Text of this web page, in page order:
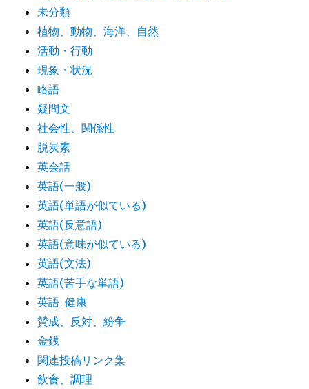
未分類
植物、動物、海洋、自然
活動・行動
現象・状況
略語
疑問文
社会性、関係性
脱炭素
英会話
英語(一般)
英語(単語が似ている)
英語(反意語)
英語(意味が似ている)
英語(文法)
英語(苦手な単語)
英語_健康
賛成、反対、紛争
金銭
関連投稿リンク集
飲食、調理